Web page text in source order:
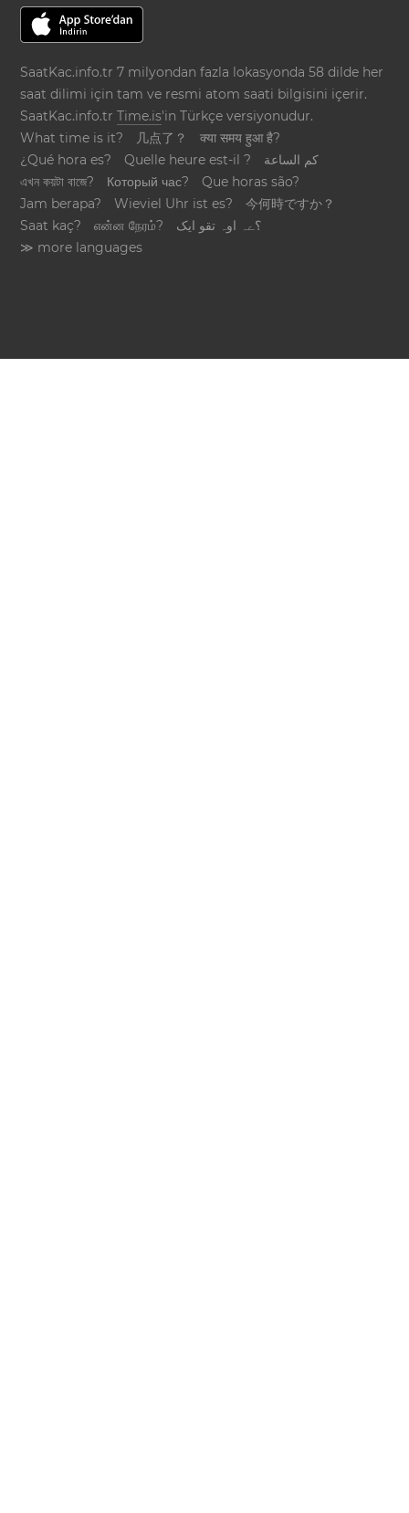
SaatKac.info.tr 7 milyondan fazla lokasyonda 58 dilde her
saat dilimi için tam ve resmi atom saati bilgisini içerir.
SaatKac.info.trTime.is'in Türkçe versiyonudur.
What time is it?
几点了？
क्या समय हुआ है?
¿Qué hora es?
Quelle heure est-il ?
كم الساعة
এখন কয়টা বাজে?
Который час?
Que horas são?
Jam berapa?
Wieviel Uhr ist es?
今何時ですか？
Saat kaç?
என்ன நேரம்?
؟ےہ اوہ تقو ایک
≫ more languages